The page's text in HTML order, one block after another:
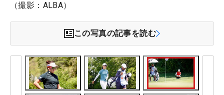
（撮影：ALBA）
この写真の記事を読む